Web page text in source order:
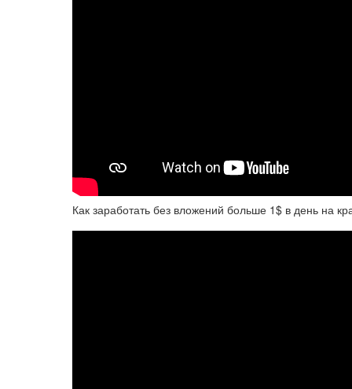
Как заработать без вложений больше 1$ в день на